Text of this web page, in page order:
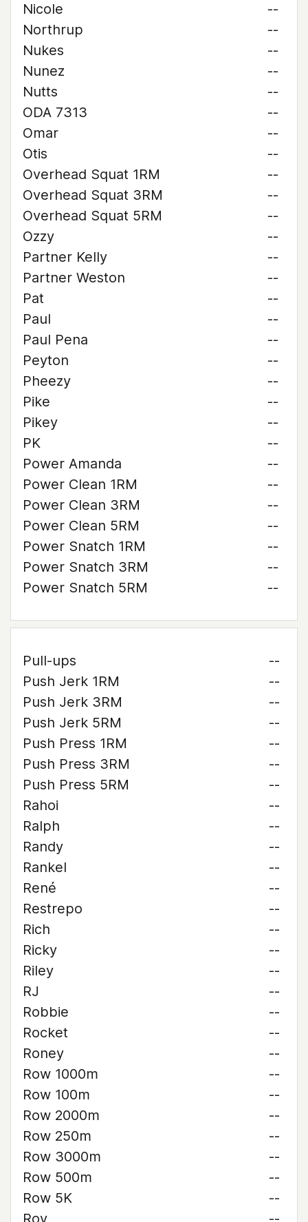
Nicole
--
Northrup
--
Nukes
--
Nunez
--
Nutts
--
ODA 7313
--
Omar
--
Otis
--
Overhead Squat 1RM
--
Overhead Squat 3RM
--
Overhead Squat 5RM
--
Ozzy
--
Partner Kelly
--
Partner Weston
--
Pat
--
Paul
--
Paul Pena
--
Peyton
--
Pheezy
--
Pike
--
Pikey
--
PK
--
Power Amanda
--
Power Clean 1RM
--
Power Clean 3RM
--
Power Clean 5RM
--
Power Snatch 1RM
--
Power Snatch 3RM
--
Power Snatch 5RM
--
Pull-ups
--
Push Jerk 1RM
--
Push Jerk 3RM
--
Push Jerk 5RM
--
Push Press 1RM
--
Push Press 3RM
--
Push Press 5RM
--
Rahoi
--
Ralph
--
Randy
--
Rankel
--
René
--
Restrepo
--
Rich
--
Ricky
--
Riley
--
RJ
--
Robbie
--
Rocket
--
Roney
--
Row 1000m
--
Row 100m
--
Row 2000m
--
Row 250m
--
Row 3000m
--
Row 500m
--
Row 5K
--
Roy
--